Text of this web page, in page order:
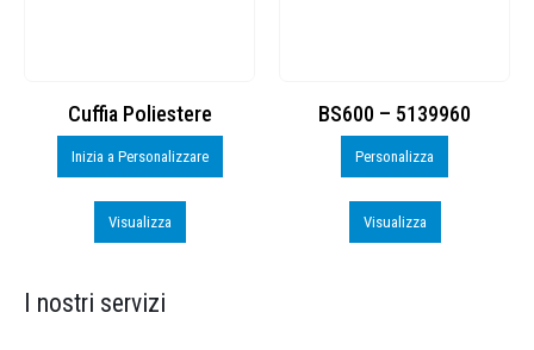
Cuffia Poliestere
Inizia a Personalizzare
Visualizza
BS600 – 5139960
Personalizza
Visualizza
I nostri servizi